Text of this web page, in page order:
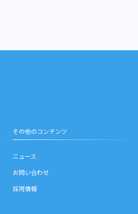
その他のコンテンツ
ニュース
お問い合わせ
採用情報